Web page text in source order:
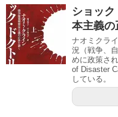
ショッ
本主義の
ナオミクラ
況（戦争、
めに政策さ
of Disaster
している。